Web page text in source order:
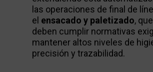
las operaciones de final de
el ensacado y paletizado,
deben cumplir normativas
mantener altos niveles de
precisión y trazabilidad.